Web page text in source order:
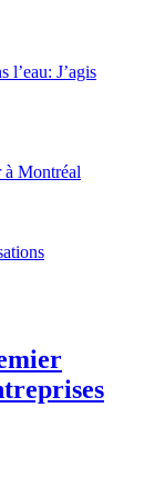
l’eau: J’agis
à Montréal